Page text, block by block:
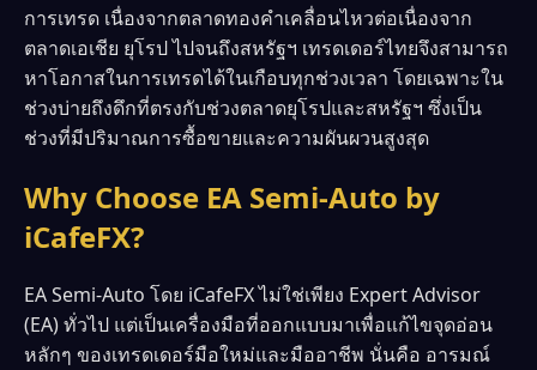
การเทรด เนื่องจากตลาดทองคำเคลื่อนไหวต่อเนื่องจาก
ตลาดเอเชีย ยุโรป ไปจนถึงสหรัฐฯ เทรดเดอร์ไทยจึงสามารถ
หาโอกาสในการเทรดได้ในเกือบทุกช่วงเวลา โดยเฉพาะใน
ช่วงบ่ายถึงดึกที่ตรงกับช่วงตลาดยุโรปและสหรัฐฯ ซึ่งเป็น
ช่วงที่มีปริมาณการซื้อขายและความผันผวนสูงสุด
Why Choose EA Semi-Auto by
iCafeFX?
EA Semi-Auto โดย iCafeFX ไม่ใช่เพียง Expert Advisor
(EA) ทั่วไป แต่เป็นเครื่องมือที่ออกแบบมาเพื่อแก้ไขจุดอ่อน
หลักๆ ของเทรดเดอร์มือใหม่และมืออาชีพ นั่นคือ อารมณ์